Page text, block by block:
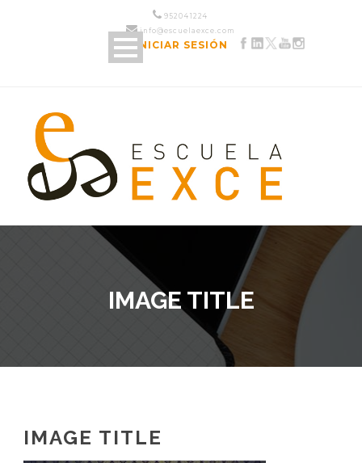
952 04 12 24
info@escuelaexce.com
INICIAR SESIÓN
IMAGE TITLE
IMAGE TITLE